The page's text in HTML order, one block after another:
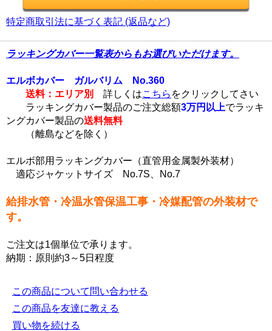
特定商取引法に基づく表記 (返品など)
ラッキングカバー一覧表からもお選びいただけます。
エルボカバー ガルバリム No.360
送料：エリア別
詳しくはこちら をクリックしてさい
ラッキングカバー製品のご注文総額3万円以上でラッキ
ングカバー製品の送料無料
（離島などを除く）
エルボ部用ラッキングカバー（直管用金属製外装材）
適応ジャケットサイズ No.7S、No.7
給排水管・冷温水管保温工事・冷媒配管の外装材で
す。
ご注文は1個単位で承ります。
納期：原則約3～5日程度
この商品について問い合わせる
この商品を友達に教える
買い物を続ける